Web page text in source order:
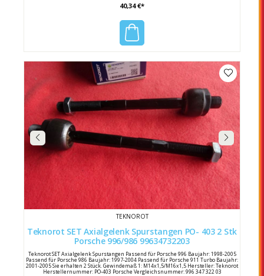
40,34 €*
TEKNOROT
Teknorot SET Axialgelenk Spurstangen PO- 403 2 Stk
Porsche 996/986 99634732203
Teknorot SET Axialgelenk Spurstangen Passend für Porsche 996 Baujahr: 1998-2005
Passend für Porsche 986 Baujahr: 1997-2004 Passend für Porsche 911 Turbo Baujahr:
2001-2005 Sie erhalten 2 Stück. Gewindemaß 1: M14x1,5/M16x1,5 Hersteller: Teknorot
Herstellernummer: PO-403 Porsche Vergleichsnummer: 996 347 322 03